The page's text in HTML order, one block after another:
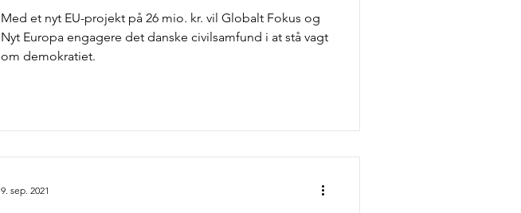
Med et nyt EU-projekt på 26 mio. kr. vil Globalt Fokus og
Nyt Europa engagere det danske civilsamfund i at stå vagt
om demokratiet.
9. sep. 2021